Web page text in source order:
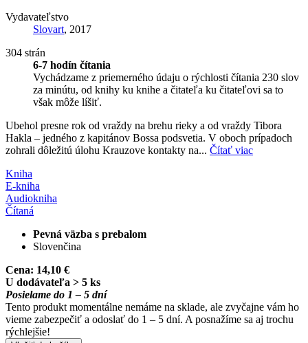
Vydavateľstvo
Slovart, 2017
304 strán
6-7 hodín čítania
Vychádzame z priemerného údaju o rýchlosti čítania 230 slov
za minútu, od knihy ku knihe a čitateľa ku čitateľovi sa to
však môže líšiť.
Ubehol presne rok od vraždy na brehu rieky a od vraždy Tibora
Hakla – jedného z kapitánov Bossa podsvetia. V oboch prípadoch
zohrali dôležitú úlohu Krauzove kontakty na... Čítať viac
Kniha
E-kniha
Audiokniha
Čítaná
Pevná väzba s prebalom
Slovenčina
Cena: 14,10 €
U dodávateľa > 5 ks
Posielame do 1 – 5 dní
Tento produkt momentálne nemáme na sklade, ale zvyčajne vám ho
vieme zabezpečiť a odoslať do 1 – 5 dní. A posnažíme sa aj trochu
rýchlejšie!